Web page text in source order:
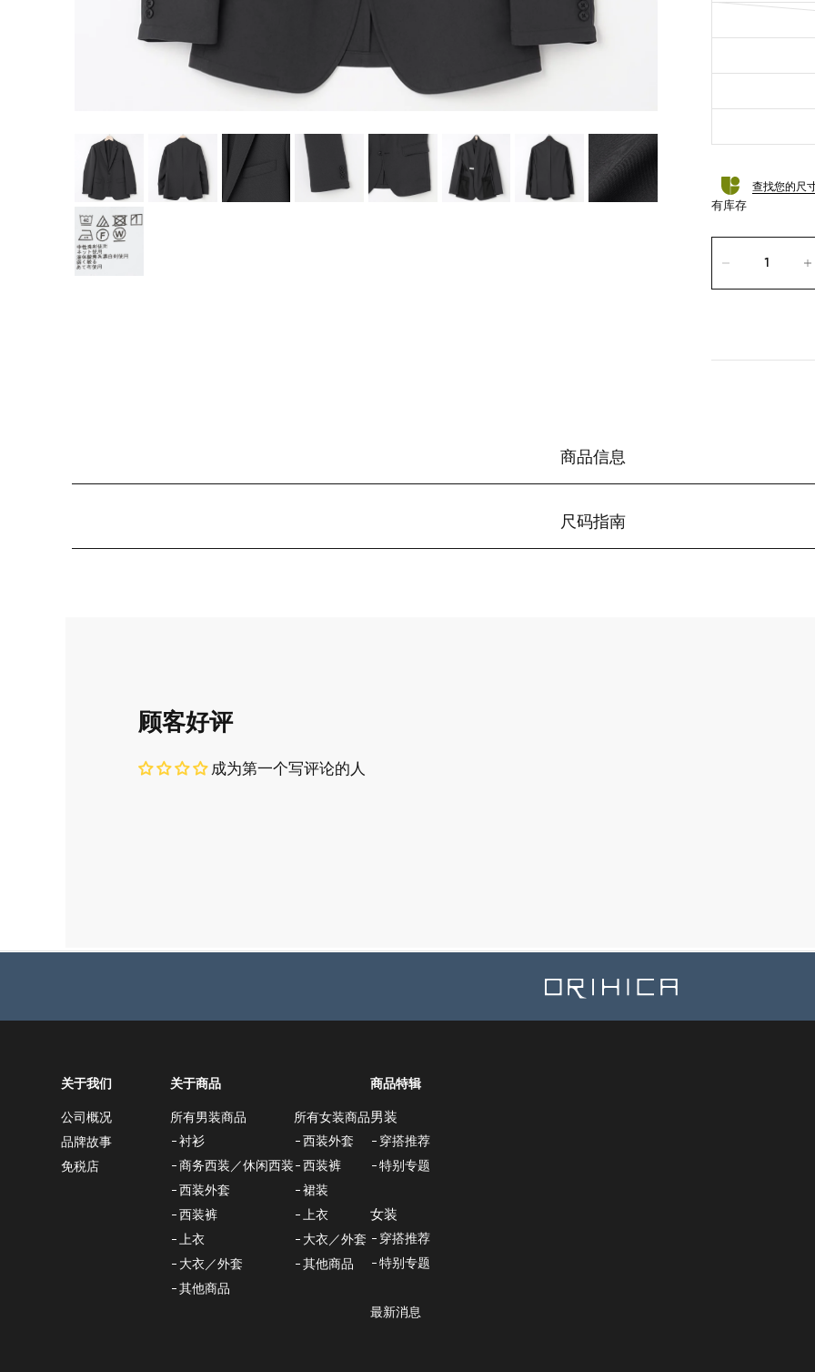
查找您的尺
有库存
商品信息
尺码指南
顾客好评
成为第一个写评论的人
关于我们
公司概况
品牌故事
免税店
关于商品
所有男装商品
衬衫
商务西装／休闲西装
西装外套
西装裤
上衣
大衣／外套
其他商品
所有女装商品
西装外套
西装裤
裙装
上衣
大衣／外套
其他商品
商品特辑
男装
穿搭推荐
特别专题
女装
穿搭推荐
特别专题
最新消息